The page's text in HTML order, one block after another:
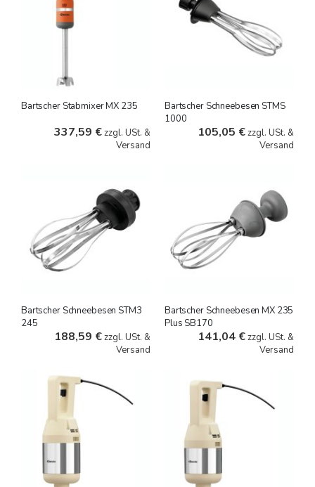
Bartscher Stabmixer MX 235
337,59 €zzgl. USt. &
Versand
Bartscher Schneebesen STMS
1000
105,05 €zzgl. USt. &
Versand
Bartscher Schneebesen STM3
245
188,59 €zzgl. USt. &
Versand
Bartscher Schneebesen MX 235
Plus SB170
141,04 €zzgl. USt. &
Versand